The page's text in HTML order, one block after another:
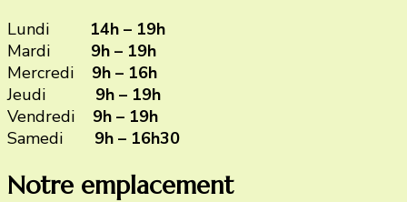
Lundi 14h – 19h
Mardi 9h – 19h
Mercredi 9h – 16h
Jeudi 9h – 19h
Vendredi 9h – 19h
Samedi 9h – 16h30
Notre emplacement